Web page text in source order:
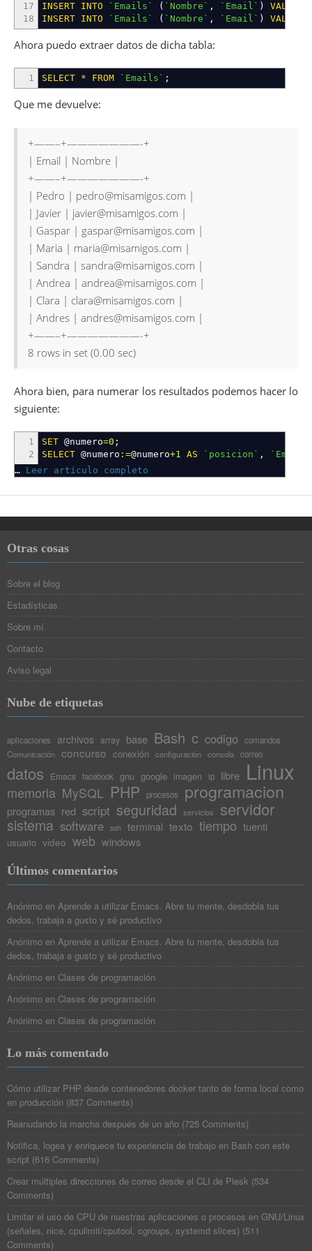
17
18
INSERT INTO `Emails` ( `Nombre` , `Email` ) VALUES
INSERT INTO `Emails` ( `Nombre` , `Email` ) VALUES
Ahora puedo extraer datos de dicha tabla:
1 SELECT * FROM `Emails` ;
Que me devuelve:
+——–+———————-+
| Email | Nombre |
+——–+———————-+
| Pedro | pedro@misamigos.com |
| Javier | javier@misamigos.com |
| Gaspar | gaspar@misamigos.com |
| Maria | maria@misamigos.com |
| Sandra | sandra@misamigos.com |
| Andrea | andrea@misamigos.com |
| Clara | clara@misamigos.com |
| Andres | andres@misamigos.com |
+——–+———————-+
8 rows in set (0.00 sec)
Ahora bien, para numerar los resultados podemos hacer lo
siguiente:
1
2
SET @numero=0 ;
SELECT @numero :=@numero+1 AS `posicion` ,
… Leer artículo completo
Otras cosas
Sobre el blog
Estadísticas
Sobre mí
Contacto
Aviso legal
Nube de etiquetas
aplicaciones archivos array base Bash c codigo
comandos
Comunicación concurso conexión configuración consola correo
datos Emacs facebook gnu google imagen ip libre Linux
memoria MySQL PHP procesos programacion
programas red script seguridad servicios servidor
sistema software ssh terminal texto tiempo tuenti
usuario video web windows
Últimos comentarios
Anónimo en Aprende a utilizar Emacs. Abre tu mente, desdobla tus
dedos, trabaja a gusto y sé productivo
Anónimo en Aprende a utilizar Emacs. Abre tu mente, desdobla tus
dedos, trabaja a gusto y sé productivo
Anónimo en Clases de programación
Anónimo en Clases de programación
Anónimo en Clases de programación
Lo más comentado
Cómo utilizar PHP desde contenedores docker tanto de forma local como
en producción (837 Comments)
Reanudando la marcha después de un año (725 Comments)
Notifica, logea y enriquece tu experiencia de trabajo en Bash con este
script (616 Comments)
Crear múltiples direcciones de correo desde el CLI de Plesk (534
Comments)
Limitar el uso de CPU de nuestras aplicaciones o procesos en GNU/Linux
(señales, nice, cpulimit/cputool, cgroups, systemd slices) (511
Comments)